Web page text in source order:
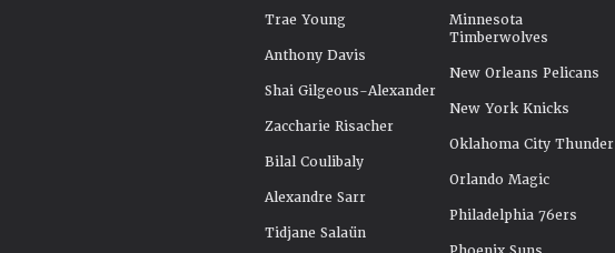
Trae Young
Anthony Davis
Shai Gilgeous-Alexander
Zaccharie Risacher
Bilal Coulibaly
Alexandre Sarr
Tidjane Salaün
Minnesota
Timberwolves
New Orleans Pelicans
New York Knicks
Oklahoma City Thunder
Orlando Magic
Philadelphia 76ers